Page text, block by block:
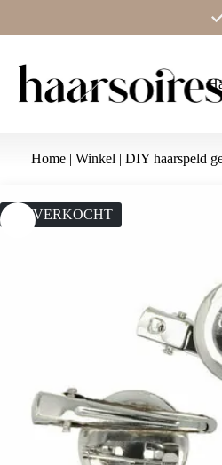
de
Home | Winkel | DIY haarspeld
UITVERKOCHT